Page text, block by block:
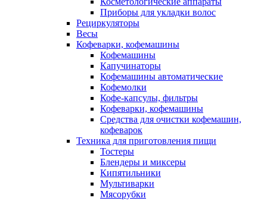
Приборы для укладки волос
Рециркуляторы
Весы
Кофеварки, кофемашины
Кофемашины
Капучинаторы
Кофемашины автоматические
Кофемолки
Кофе-капсулы, фильтры
Кофеварки, кофемашины
Средства для очистки кофемашин,
кофеварок
Техника для приготовления пищи
Тостеры
Блендеры и миксеры
Кипятильники
Мультиварки
Мясорубки